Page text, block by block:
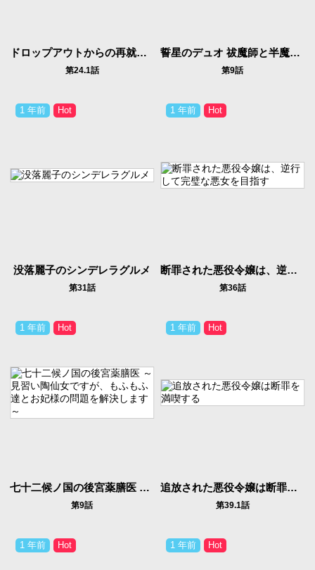
ドロップアウトからの再就職先は、異世界の最強騎士団でした
第24.1話
誓星のデュオ 祓魔師と半魔の詩人
第9話
1 年前
没落麗子のシンデレラグルメ
第31話
1 年前
断罪された悪役令嬢は、逆行して完璧な悪女を目指す
第36話
1 年前
七十二候ノ国の後宮薬膳医 ～見習い陶仙女ですが、もふもふ達とお妃様の問題を解決します～
第9話
1 年前
追放された悪役令嬢は断罪を満喫する
第39.1話
1 年前 1 年前